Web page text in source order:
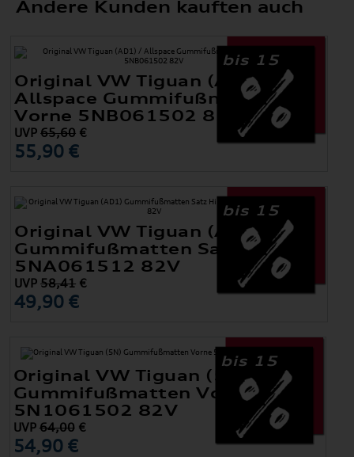
Andere Kunden kauften auch
bis 15
Original VW Tiguan (AD1) /
Allspace Gummifußmatten
Vorne 5NB061502 82V
UVP65,60 €
55,90 €
bis 15
Original VW Tiguan (AD1)
Gummifußmatten Satz Hinten
5NA061512 82V
UVP58,41 €
49,90 €
bis 15
Original VW Tiguan (5N)
Gummifußmatten Vorne
5N1061502 82V
UVP 64,00€
54,90 €